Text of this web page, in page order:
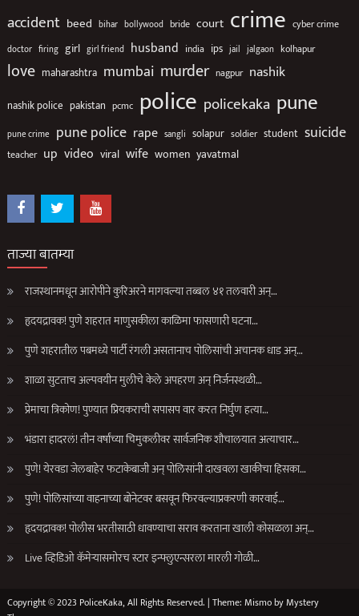
accident beed bihar bollywood bride court crime cyber crime
doctor firing girl girl friend husband india ips jail jalgaon kolhapur
love maharashtra mumbai murder nagpur nashik
nashik police pakistan pcmc police policekaka pune
pune crime pune police rape sangli solapur soldier student suicide
teacher up video viral wife women yavatmal
ताज्या बातम्या
राजस्थानमधून आरोपीने कुरिअरने मागवल्या तब्बल ४१ तलवारी अन्…
हृदयद्रावक! पुणे शहरात माणुसकीला काळिमा फासणारी घटना…
पुणे शहरातील पबमध्ये पार्टी रंगली असतानाच पोलिसांची अचानक धाड अन्…
शाळा सुटताच अल्पवयीन मुलीचे केले अपहरण अन् निर्जनस्थळी…
प्रेमाचा त्रिकोण! पुण्यात प्रियकराची सपासप वार करत निर्घुण हत्या…
भंडारा हादरलं! तीन वर्षांच्या चिमुकलीवर सार्वजनिक शौचालयात अत्याचार…
पुणे! येरवडा जेलबाहेर फटाकेबाजी अन् पोलिसांनी दाखवला खाकीचा हिसका…
पुणे! पोलिसांच्या वाहनाच्या बोनेटवर बसवून फिरवल्याप्रकरणी कारवाई…
हृदयद्रावक! पोलीस भरतीसाठी धावण्याचा सराव करताना खाली कोसळला अन्…
Live व्हिडिओ कॅमेऱ्यासमोरच स्टार इन्फ्लुएन्सरला मारली गोळी…
Copyright © 2023 PoliceKaka, All Rights Reserved. | Theme: Mismo byMystery